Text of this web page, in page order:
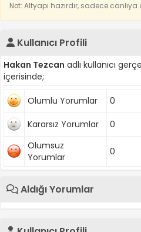
Not: Altyapı hazırdır, sadece canlıya
Kullanıcı Profili
Hakan Tezcan adlı kullanıcı
içerisinde;
Olumlu Yorumlar
0
Kararsız Yorumlar
0
Olumsuz
Yorumlar
0
Aldığı Yorumlar